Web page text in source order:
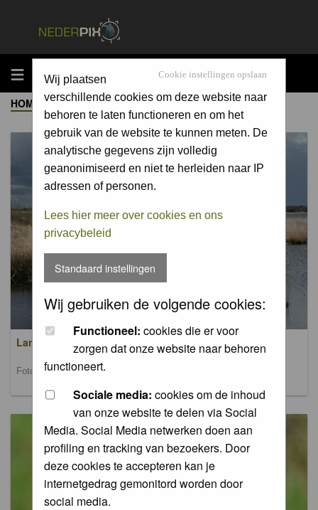
MENU Cookie instellingen opslaan
Wij plaatsen
verschillende cookies om deze website naar
behoren te laten functioneren en om het
gebruik van de website te kunnen meten. De
analytische gegevens zijn volledig
geanonimiseerd en niet te herleiden naar IP
adressen of personen.
Lees hier meer over cookies en ons
privacybeleid
Standaard instellingen
Wij gebruiken de volgende cookies:
Functioneel: cookies die er voor
zorgen dat onze website naar behoren
functioneert.
Sociale media: cookies om de inhoud
van onze website te delen via Social
Media. Social Media netwerken doen aan
profiling en tracking van bezoekers. Door
deze cookies te accepteren kan je
internetgedrag gemonitord worden door
social media.
HOME ->ALBUM
Landschappen / Landscapes
Foto's van landschappen / Pictures of landscapes